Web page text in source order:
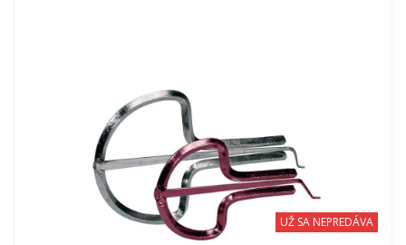
UŽ SA NEPREDÁVA